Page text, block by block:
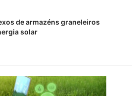
de armazéns graneleiros
solar